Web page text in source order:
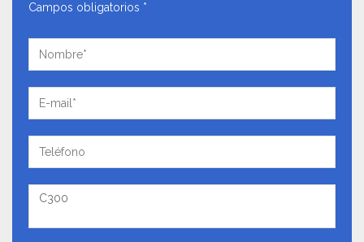
Campos obligatorios *